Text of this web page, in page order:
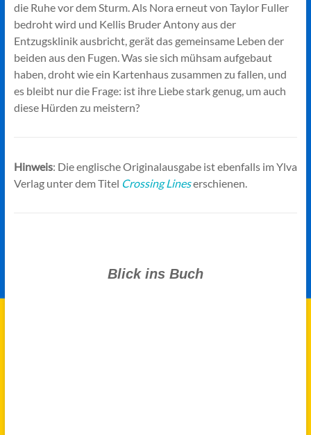
die Ruhe vor dem Sturm. Als Nora erneut von Taylor Fuller
bedroht wird und Kellis Bruder Antony aus der
Entzugsklinik ausbricht, gerät das gemeinsame Leben der
beiden aus den Fugen. Was sie sich mühsam aufgebaut
haben, droht wie ein Kartenhaus zusammen zu fallen, und
es bleibt nur die Frage: ist ihre Liebe stark genug, um auch
diese Hürden zu meistern?
Hinweis: Die englische Originalausgabe ist ebenfalls im Ylva
Verlag unter dem Titel Crossing Lineserschienen.
Blick ins Buch